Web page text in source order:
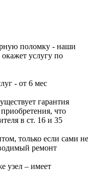
поломку - наши
окажет услугу по
- от 6 мес
гарантия
что
в ст. 16 и 35
только если сами не
ремонт
узел – имеет